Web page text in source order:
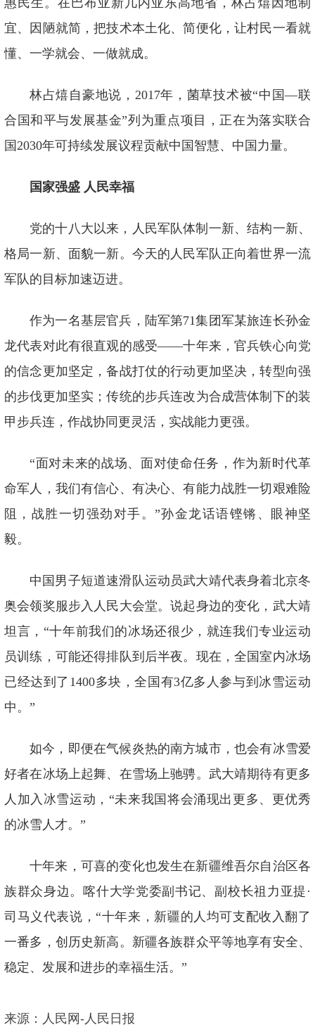
惠民生。在巴布亚新几内亚东高地省，林占熺因地制
宜、因陋就简，把技术本土化、简便化，让村民一看就
懂、一学就会、一做就成。
林占熺自豪地说，2017年，菌草技术被“中国—联
合国和平与发展基金”列为重点项目，正在为落实联合
国2030年可持续发展议程贡献中国智慧、中国力量。
国家强盛 人民幸福
党的十八大以来，人民军队体制一新、结构一新、
格局一新、面貌一新。今天的人民军队正向着世界一流
军队的目标加速迈进。
作为一名基层官兵，陆军第71集团军某旅连长孙金
龙代表对此有很直观的感受——十年来，官兵铁心向党
的信念更加坚定，备战打仗的行动更加坚决，转型向强
的步伐更加坚实；传统的步兵连改为合成营体制下的装
甲步兵连，作战协同更灵活，实战能力更强。
“面对未来的战场、面对使命任务，作为新时代革
命军人，我们有信心、有决心、有能力战胜一切艰难险
阻，战胜一切强劲对手。”孙金龙话语铿锵、眼神坚
毅。
中国男子短道速滑队运动员武大靖代表身着北京冬
奥会领奖服步入人民大会堂。说起身边的变化，武大靖
坦言，“十年前我们的冰场还很少，就连我们专业运动
员训练，可能还得排队到后半夜。现在，全国室内冰场
已经达到了1400多块，全国有3亿多人参与到冰雪运动
中。”
如今，即便在气候炎热的南方城市，也会有冰雪爱
好者在冰场上起舞、在雪场上驰骋。武大靖期待有更多
人加入冰雪运动，“未来我国将会涌现出更多、更优秀
的冰雪人才。”
十年来，可喜的变化也发生在新疆维吾尔自治区各
族群众身边。喀什大学党委副书记、副校长祖力亚提·
司马义代表说，“十年来，新疆的人均可支配收入翻了
一番多，创历史新高。新疆各族群众平等地享有安全、
稳定、发展和进步的幸福生活。”
来源：人民网-人民日报